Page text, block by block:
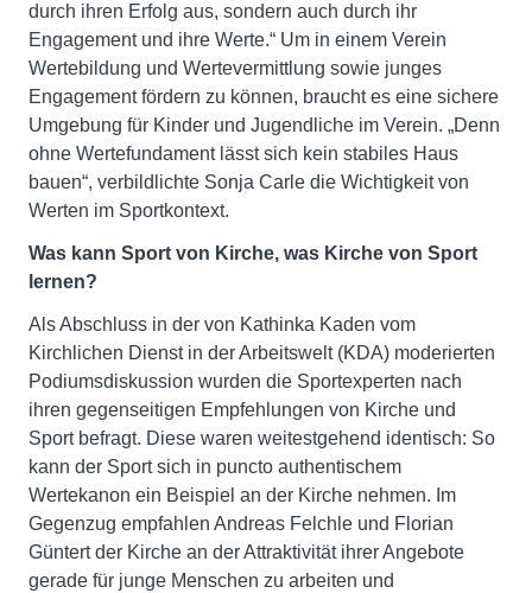
durch ihren Erfolg aus, sondern auch durch ihr
Engagement und ihre Werte.“ Um in einem Verein
Wertebildung und Wertevermittlung sowie junges
Engagement fördern zu können, braucht es eine sichere
Umgebung für Kinder und Jugendliche im Verein. „Denn
ohne Wertefundament lässt sich kein stabiles Haus
bauen“, verbildlichte Sonja Carle die Wichtigkeit von
Werten im Sportkontext.
Was kann Sport von Kirche, was Kirche von Sport
lernen?
Als Abschluss in der von Kathinka Kaden vom
Kirchlichen Dienst in der Arbeitswelt (KDA) moderierten
Podiumsdiskussion wurden die Sportexperten nach
ihren gegenseitigen Empfehlungen von Kirche und
Sport befragt. Diese waren weitestgehend identisch: So
kann der Sport sich in puncto authentischem
Wertekanon ein Beispiel an der Kirche nehmen. Im
Gegenzug empfahlen Andreas Felchle und Florian
Güntert der Kirche an der Attraktivität ihrer Angebote
gerade für junge Menschen zu arbeiten und